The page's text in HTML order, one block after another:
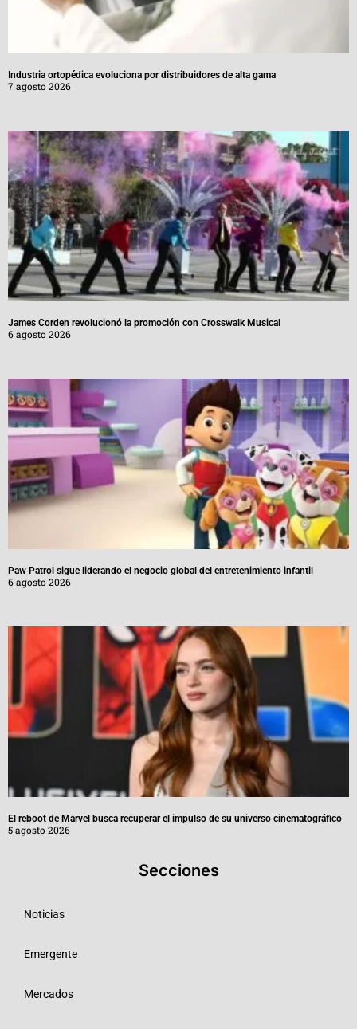
Industria ortopédica evoluciona por distribuidores de alta gama
7 agosto 2026
James Corden revolucionó la promoción con Crosswalk Musical
6 agosto 2026
Paw Patrol sigue liderando el negocio global del entretenimiento infantil
6 agosto 2026
El reboot de Marvel busca recuperar el impulso de su universo cinematográfico
5 agosto 2026
Secciones
Noticias
Emergente
Mercados